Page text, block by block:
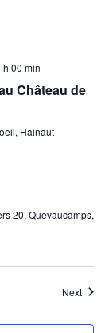
h 00 min
Château de
Hainaut
20, Quevaucamps,
Next